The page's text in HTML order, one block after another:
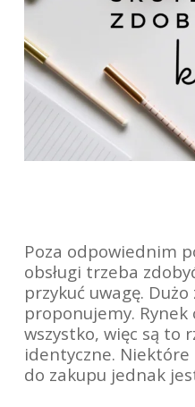
Poza odpowiednim
obsługi trzeba
przykuć uwagę.
proponujemy. Rynek
wszystko, więc są to
identyczne. Niektóre
do zakupu jednak